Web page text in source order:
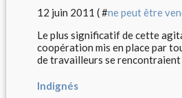
12 juin 2011 ( #ne peut être
Le plus significatif de cette
coopération mis en place par
de travailleurs se rencontraient
Indignés